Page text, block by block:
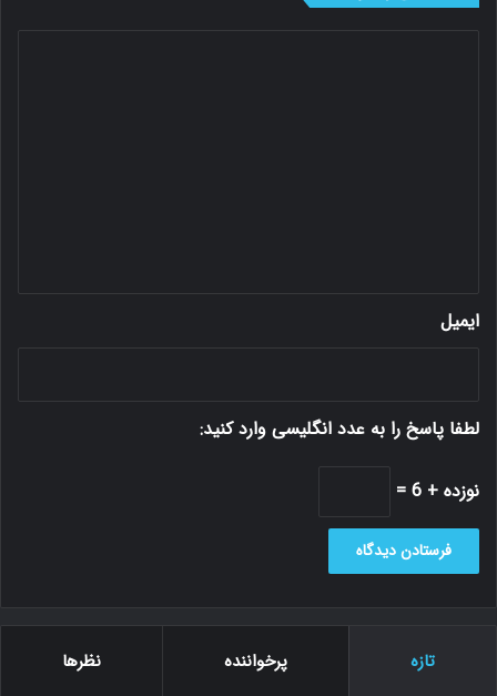
ایمیل
لطفا پاسخ را به عدد انگلیسی وارد کنید:
نوزده + 6 =
تازه پرخواننده نظرها